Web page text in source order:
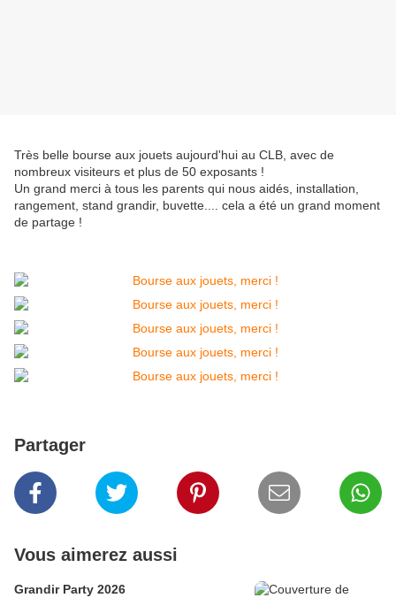
Très belle bourse aux jouets aujourd'hui au CLB, avec de
nombreux visiteurs et plus de 50 exposants !
Un grand merci à tous les parents qui nous aidés, installation,
rangement, stand grandir, buvette.... cela a été un grand moment
de partage !
Partager
Vous aimerez aussi
Grandir Party 2026